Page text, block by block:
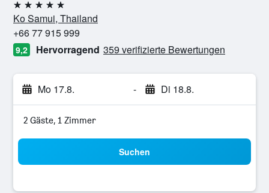
5 Sterne
Ko Samui, Thailand
+66 77 915 999
9,2 Hervorragend 359 verifizierte Bewertungen
Mo 17.8. - Di 18.8.
2 Gäste, 1 Zimmer
Suchen